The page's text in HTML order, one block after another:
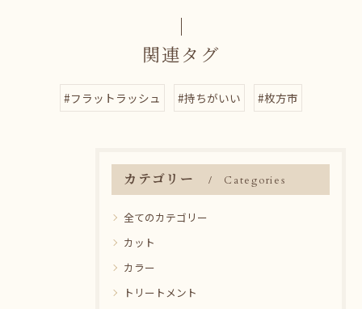
関連タグ
#フラットラッシュ #持ちがいい #枚方市
カテゴリー Categories
全てのカテゴリー
カット
カラー
トリートメント